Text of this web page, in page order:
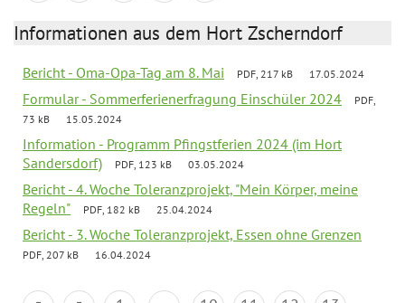
Informationen aus dem Hort Zscherndorf
Bericht - Oma-Opa-Tag am 8. Mai PDF, 217 kB 17.05.2024
Formular - Sommerferienerfragung Einschüler 2024
PDF,
73 kB
15.05.2024
Information - Programm Pfingstferien 2024 (im Hort
Sandersdorf)
PDF, 123 kB 03.05.2024
Bericht - 4. Woche Toleranzprojekt, "Mein Körper, meine
Regeln"
PDF, 182 kB 25.04.2024
Bericht - 3. Woche Toleranzprojekt, Essen ohne Grenzen
PDF, 207 kB 16.04.2024